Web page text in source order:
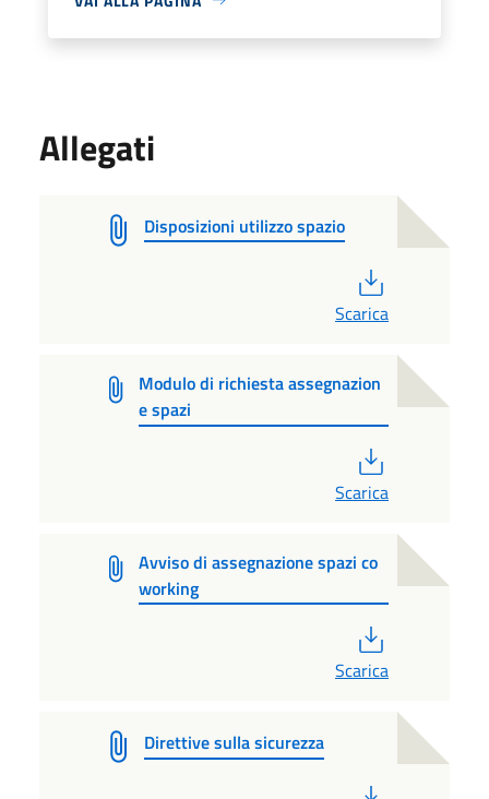
Allegati
Disposizioni utilizzo spazio
Scarica
Modulo di richiesta assegnazion
e spazi
Scarica
Avviso di assegnazione spazi co
working
Scarica
Direttive sulla sicurezza